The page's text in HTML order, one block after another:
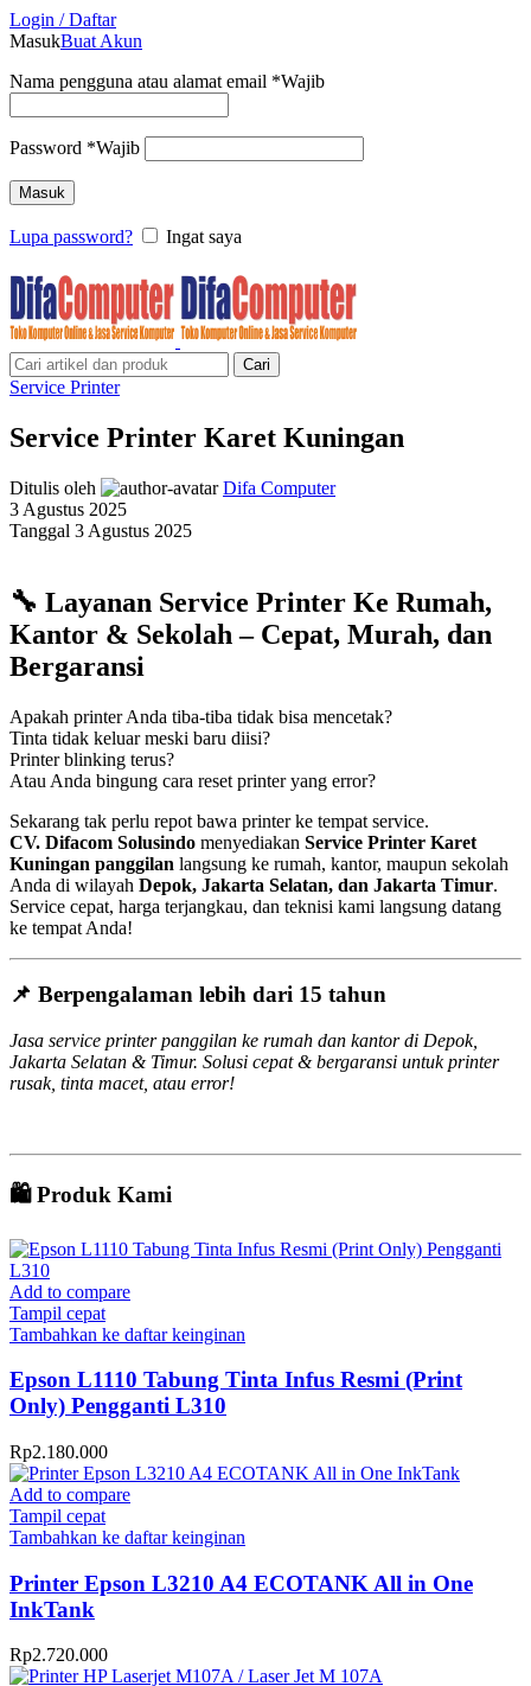
Login / Daftar
MasukBuat Akun
Nama pengguna atau alamat email *Wajib
Password *Wajib
Masuk
Lupa password? Ingat saya
Cari
Service Printer
Service Printer Karet Kuningan
Ditulis oleh
Difa Computer
3 Agustus 2025
Tanggal 3 Agustus 2025
🔧 Layanan Service Printer Ke Rumah,
Kantor & Sekolah – Cepat, Murah, dan
Bergaransi
Apakah printer Anda tiba-tiba tidak bisa mencetak?
Tinta tidak keluar meski baru diisi?
Printer blinking terus?
Atau Anda bingung cara reset printer yang error?
Sekarang tak perlu repot bawa printer ke tempat service.
CV. Difacom Solusindo menyediakan Service Printer Karet
Kuningan panggilan langsung ke rumah, kantor, maupun sekolah
Anda di wilayah Depok, Jakarta Selatan, dan Jakarta Timur.
Service cepat, harga terjangkau, dan teknisi kami langsung datang
ke tempat Anda!
📌 Berpengalaman lebih dari 15 tahun
Jasa service printer panggilan ke rumah dan kantor di Depok,
Jakarta Selatan & Timur. Solusi cepat & bergaransi untuk printer
rusak, tinta macet, atau error!
🛍️ Produk Kami
Add to compare
Tampil cepat
Tambahkan ke daftar keinginan
Epson L1110 Tabung Tinta Infus Resmi (Print
Only) Pengganti L310
Rp2.180.000
Add to compare
Tampil cepat
Tambahkan ke daftar keinginan
Printer Epson L3210 A4 ECOTANK All in One
InkTank
Rp2.720.000